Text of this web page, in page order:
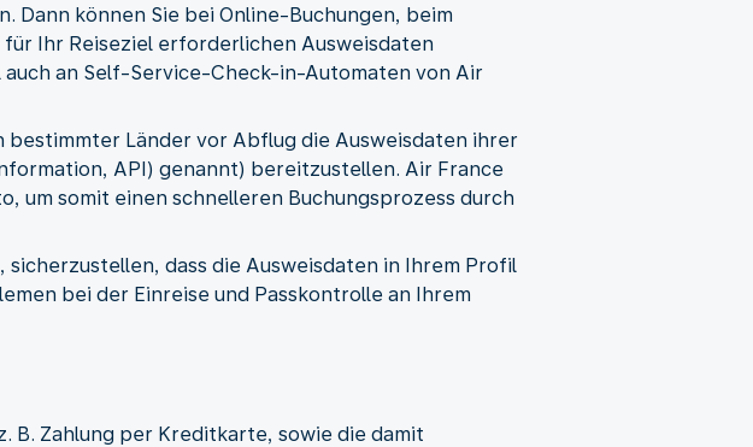
können Sie bei Online-Buchungen, beim
Ihr Reiseziel erforderlichen Ausweisdaten
an Self-Service-Check-in-Automaten von Air
Länder vor Abflug die Ausweisdaten ihrer
API) genannt) bereitzustellen. Air France
um somit einen schnelleren Buchungsprozess durch
dass die Ausweisdaten in Ihrem Profil
bei der Einreise und Passkontrolle an Ihrem
B. Zahlung per Kreditkarte, sowie die damit